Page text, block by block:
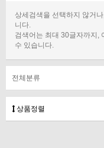
상세검색을 선택하지 않거
니다.
검색어는 최대 30글자까지,
수 있습니다.
전체분류
상품정렬